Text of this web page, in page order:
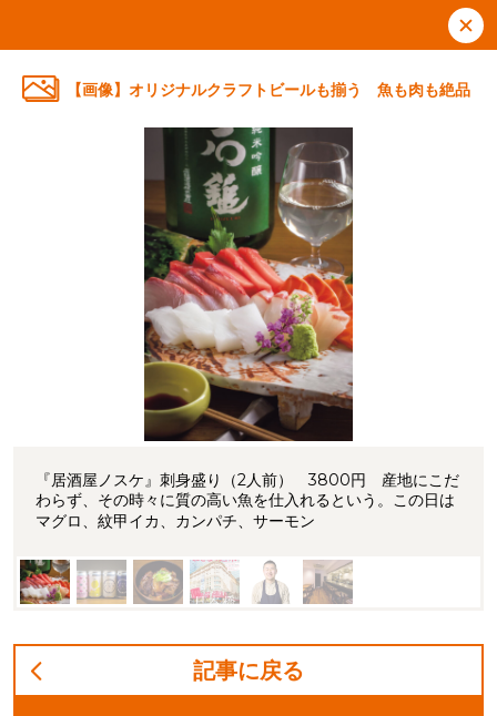
【画像】オリジナルクラフトビールも揃う 魚も肉も絶品
『居酒屋ノスケ』刺身盛り（2人前） 3800円 産地にこだ
わらず、その時々に質の高い魚を仕入れるという。この日は
マグロ、紋甲イカ、カンパチ、サーモン
記事に戻る